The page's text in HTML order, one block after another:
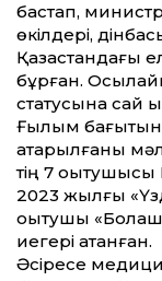
бастап,
өкілдері,
Қазақстандағы
бұрған.
статусына сай
Ғылым
атқарылғаны
тің 7 оқытушысы
2023 жылғы
оқытушы
иегері атанған.
Әсіресе